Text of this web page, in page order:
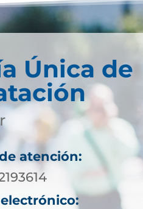
Única de
atención: